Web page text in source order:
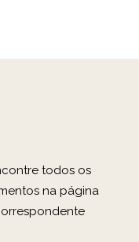
todos os
na página